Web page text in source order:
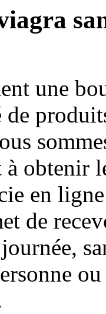
une
de
obtenir
en
de